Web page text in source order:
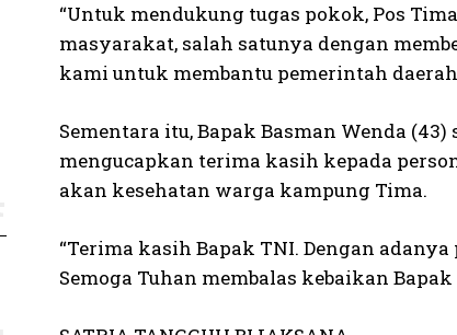
“Untuk mendukung tugas pokok, Pos
masyarakat, salah satunya dengan
kami untuk membantu pemerintah
Sementara itu, Bapak Basman Wenda
mengucapkan terima kasih kepada
akan kesehatan warga kampung Tima.
“Terima kasih Bapak TNI. Dengan
Semoga Tuhan membalas kebaikan Bapak